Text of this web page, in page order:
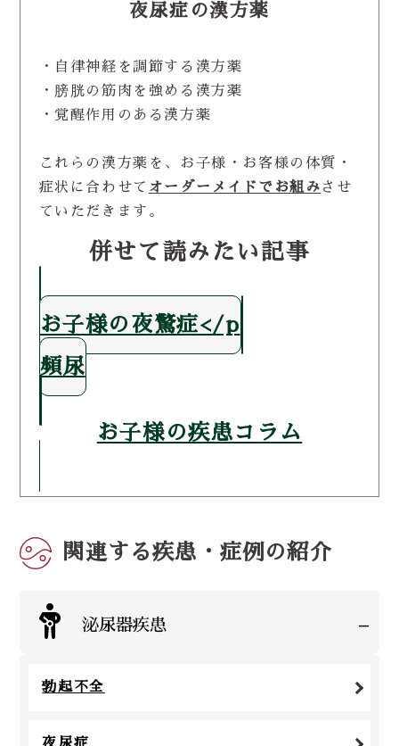
夜尿症の漢方薬
・自律神経を調節する漢方薬
・膀胱の筋肉を強める漢方薬
・覚醒作用のある漢方薬
これらの漢方薬を、お子様・お客様の体質・
症状に合わせて オーダーメイドでお組みさせ
ていただきます。
併せて読みたい記事
お子様の夜驚症</p
頻尿
お子様の疾患コラム
関連する疾患・症例の紹介
泌尿器疾患 -
勃起不全